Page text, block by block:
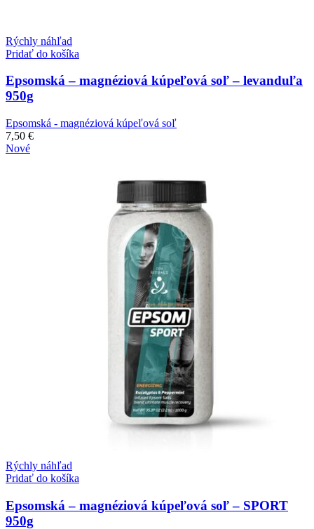
Rýchly náhľad
Pridať do košíka
Epsomská – magnéziová kúpeľová soľ – levanduľa
950g
Epsomská - magnéziová kúpeľová soľ
7,50 €
Nové
Rýchly náhľad
Pridať do košíka
Epsomská – magnéziová kúpeľová soľ – SPORT
950g